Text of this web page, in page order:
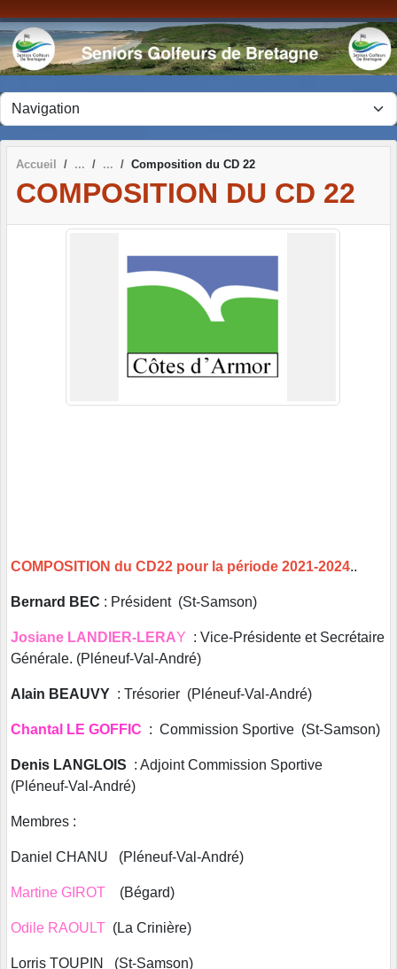
Accueil Composition du CD 22
COMPOSITION DU CD 22
COMPOSITION du CD22 pour la période 2021-2024..
Bernard BEC : Président (St-Samson)
Josiane LANDIER-LERAY : Vice-Présidente et Secrétaire
Générale. (Pléneuf-Val-André)
Alain BEAUVY : Trésorier (Pléneuf-Val-André)
Chantal LE GOFFIC : Commission Sportive (St-Samson)
Denis LANGLOIS : Adjoint Commission Sportive
(Pléneuf-Val-André)
Membres :
Daniel CHANU (Pléneuf-Val-André)
Martine GIROT (Bégard)
Odile RAOULT (La Crinière)
Lorris TOUPIN (St-Samson)